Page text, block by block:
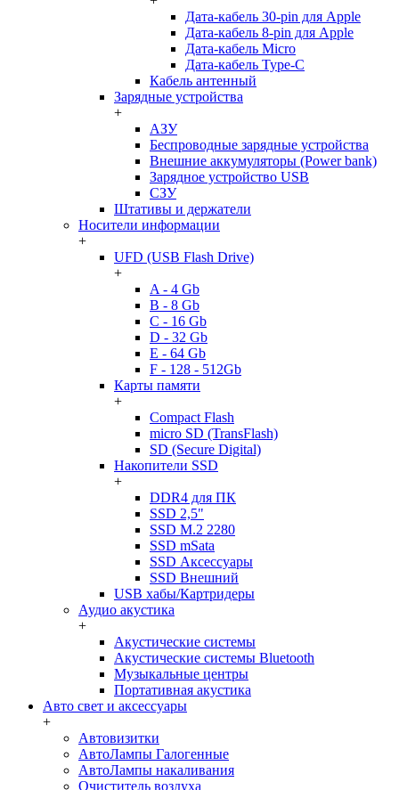
Дата-кабель 30-pin для Apple
Дата-кабель 8-pin для Apple
Дата-кабель Micro
Дата-кабель Type-C
Кабель антенный
Зарядные устройства
+
АЗУ
Беспроводные зарядные устройства
Внешние аккумуляторы (Power bank)
Зарядное устройство USB
СЗУ
Штативы и держатели
Носители информации
+
UFD (USB Flash Drive)
+
A - 4 Gb
B - 8 Gb
C - 16 Gb
D - 32 Gb
E - 64 Gb
F - 128 - 512Gb
Карты памяти
+
Compact Flash
micro SD (TransFlash)
SD (Secure Digital)
Накопители SSD
+
DDR4 для ПК
SSD 2,5"
SSD M.2 2280
SSD mSata
SSD Аксессуары
SSD Внешний
USB хабы/Картридеры
Аудио акустика
+
Акустические системы
Акустические системы Bluetooth
Музыкальные центры
Портативная акустика
Авто свет и аксессуары
+
Автовизитки
АвтоЛампы Галогенные
АвтоЛампы накаливания
Очиститель воздуха